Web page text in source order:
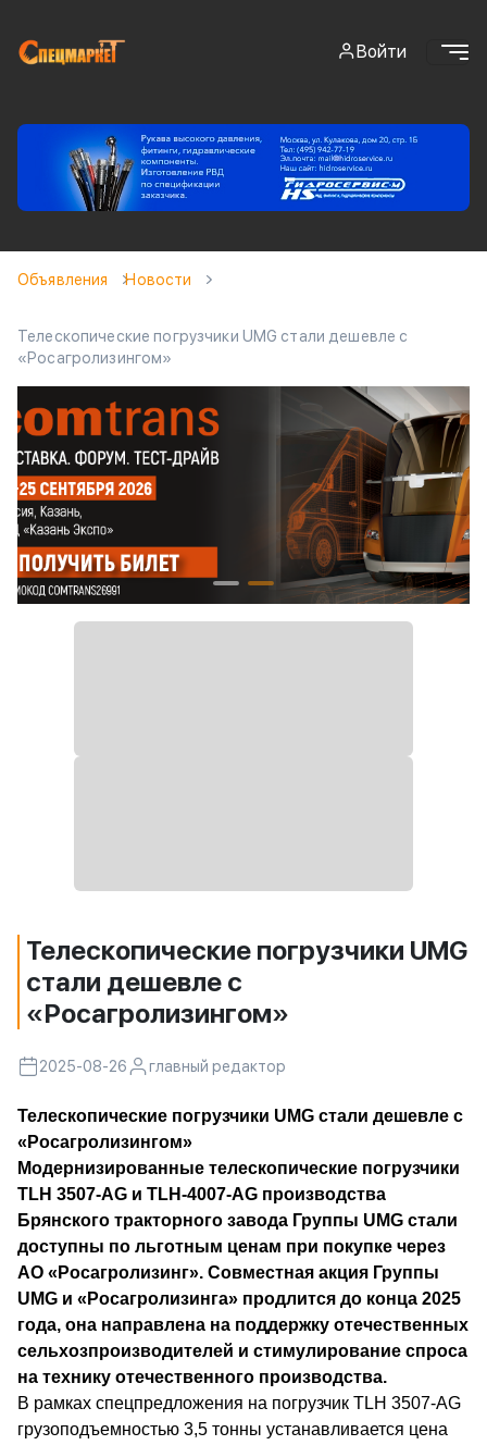
Войти
Объявления Новости
Телескопические погрузчики UMG стали дешевле с
«Росагролизингом»
Телескопические погрузчики UMG
стали дешевле с
«Росагролизингом»
2025-08-26 главный редактор
Телескопические погрузчики UMG стали дешевле с
«Росагролизингом»
Модернизированные телескопические погрузчики
TLH 3507-AG и TLH-4007-AG производства
Брянского тракторного завода Группы UMG стали
доступны по льготным ценам при покупке через
АО «Росагролизинг». Совместная акция Группы
UMG и «Росагролизинга» продлится до конца 2025
года, она направлена на поддержку отечественных
сельхозпроизводителей и стимулирование спроса
на технику отечественного производства.
В рамках спецпредложения на погрузчик TLH 3507-AG
грузоподъемностью 3,5 тонны устанавливается цена